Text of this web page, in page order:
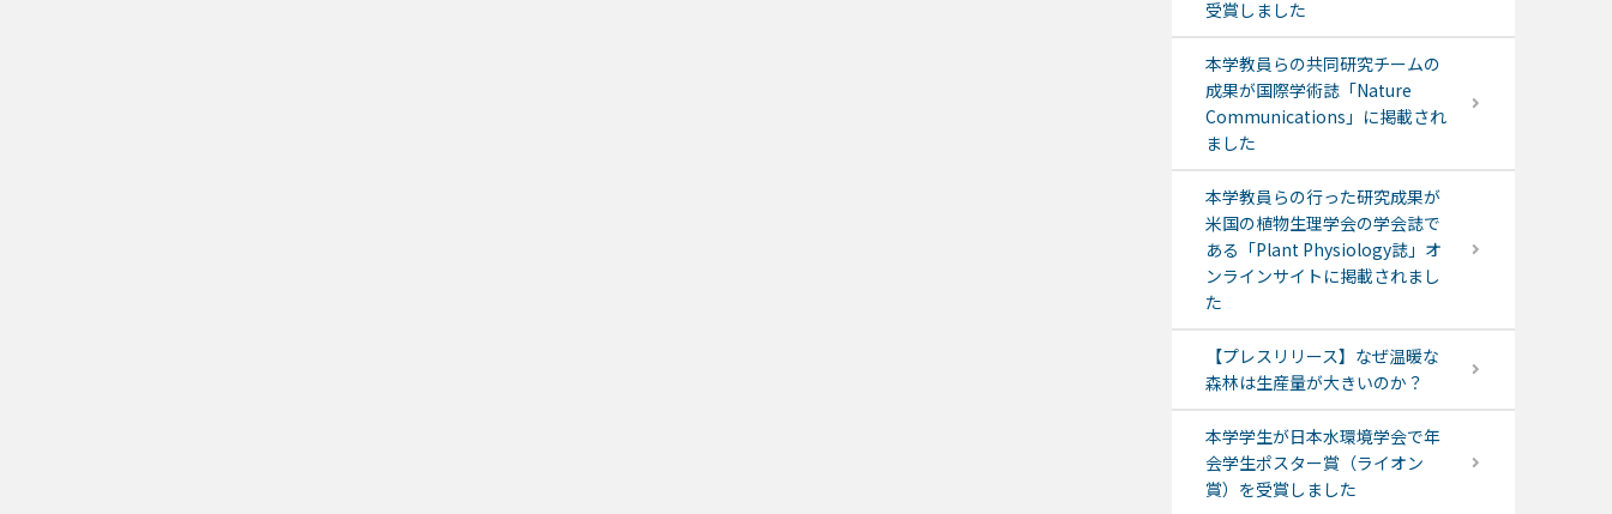
受賞しました
本学教員らの共同研究チームの
成果が国際学術誌「Nature
Communications」に掲載され
ました
本学教員らの行った研究成果が
米国の植物生理学会の学会誌で
ある「Plant Physiology誌」オ
ンラインサイトに掲載されまし
た
【プレスリリース】なぜ温暖な
森林は生産量が大きいのか？
本学学生が日本水環境学会で年
会学生ポスター賞（ライオン
賞）を受賞しました